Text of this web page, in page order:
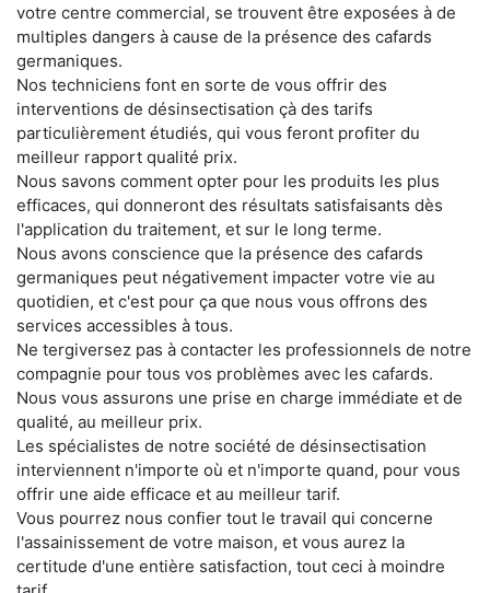
votre centre commercial, se trouvent être exposées à de
multiples dangers à cause de la présence des cafards
germaniques.
Nos techniciens font en sorte de vous offrir des
interventions de désinsectisation çà des tarifs
particulièrement étudiés, qui vous feront profiter du
meilleur rapport qualité prix.
Nous savons comment opter pour les produits les plus
efficaces, qui donneront des résultats satisfaisants dès
l'application du traitement, et sur le long terme.
Nous avons conscience que la présence des cafards
germaniques peut négativement impacter votre vie au
quotidien, et c'est pour ça que nous vous offrons des
services accessibles à tous.
Ne tergiversez pas à contacter les professionnels de notre
compagnie pour tous vos problèmes avec les cafards.
Nous vous assurons une prise en charge immédiate et de
qualité, au meilleur prix.
Les spécialistes de notre société de désinsectisation
interviennent n'importe où et n'importe quand, pour vous
offrir une aide efficace et au meilleur tarif.
Vous pourrez nous confier tout le travail qui concerne
l'assainissement de votre maison, et vous aurez la
certitude d'une entière satisfaction, tout ceci à moindre